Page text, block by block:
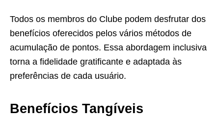
Todos os membros do Clube podem desfrutar dos
benefícios oferecidos pelos vários métodos de
acumulação de pontos. Essa abordagem inclusiva
torna a fidelidade gratificante e adaptada às
preferências de cada usuário.
Benefícios Tangíveis